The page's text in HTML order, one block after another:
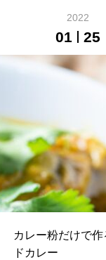
2022
01 25
カレー粉だけで作
ドカレー